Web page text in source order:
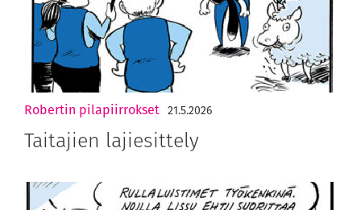
Robertin pilapiirrokset 21.5.2026
Taitajien lajiesittely